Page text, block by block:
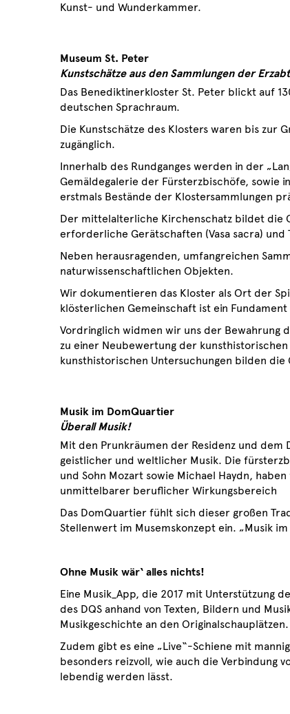
Kunst- und Wunderkammer.
Museum St. Peter
Kunstschätze aus den Sammlungen der
Das Benediktinerkloster St. Peter blickt auf
deutschen Sprachraum.
Die Kunstschätze des Klosters waren bis zur
zugänglich.
Innerhalb des Rundganges werden in der
Gemäldegalerie der Fürsterzbischöfe, sowie
erstmals Bestände der Klostersammlungen
Der mittelalterliche Kirchenschatz bildet die
erforderliche Gerätschaften (Vasa sacra)
Neben herausragenden, umfangreichen
naturwissenschaftlichen Objekten.
Wir dokumentieren das Kloster als Ort der
klösterlichen Gemeinschaft ist ein
Vordringlich widmen wir uns der Bewahrung
zu einer Neubewertung der
kunsthistorischen Untersuchungen bilden
Musik im DomQuartier
Überall Musik!
Mit den Prunkräumen der Residenz und
geistlicher und weltlicher Musik. Die
und Sohn Mozart sowie Michael Haydn,
unmittelbarer beruflicher Wirkungsbereich
Das DomQuartier fühlt sich dieser großen
Stellenwert im Musemskonzept ein. „Musik
Ohne Musik wär‘ alles nichts!
Eine Musik_App, die 2017 mit Unterstützung
des DQS anhand von Texten, Bildern und
Musikgeschichte an den Originalschauplätzen.
Zudem gibt es eine „Live“-Schiene mit
besonders reizvoll, wie auch die Verbindung
lebendig werden lässt.